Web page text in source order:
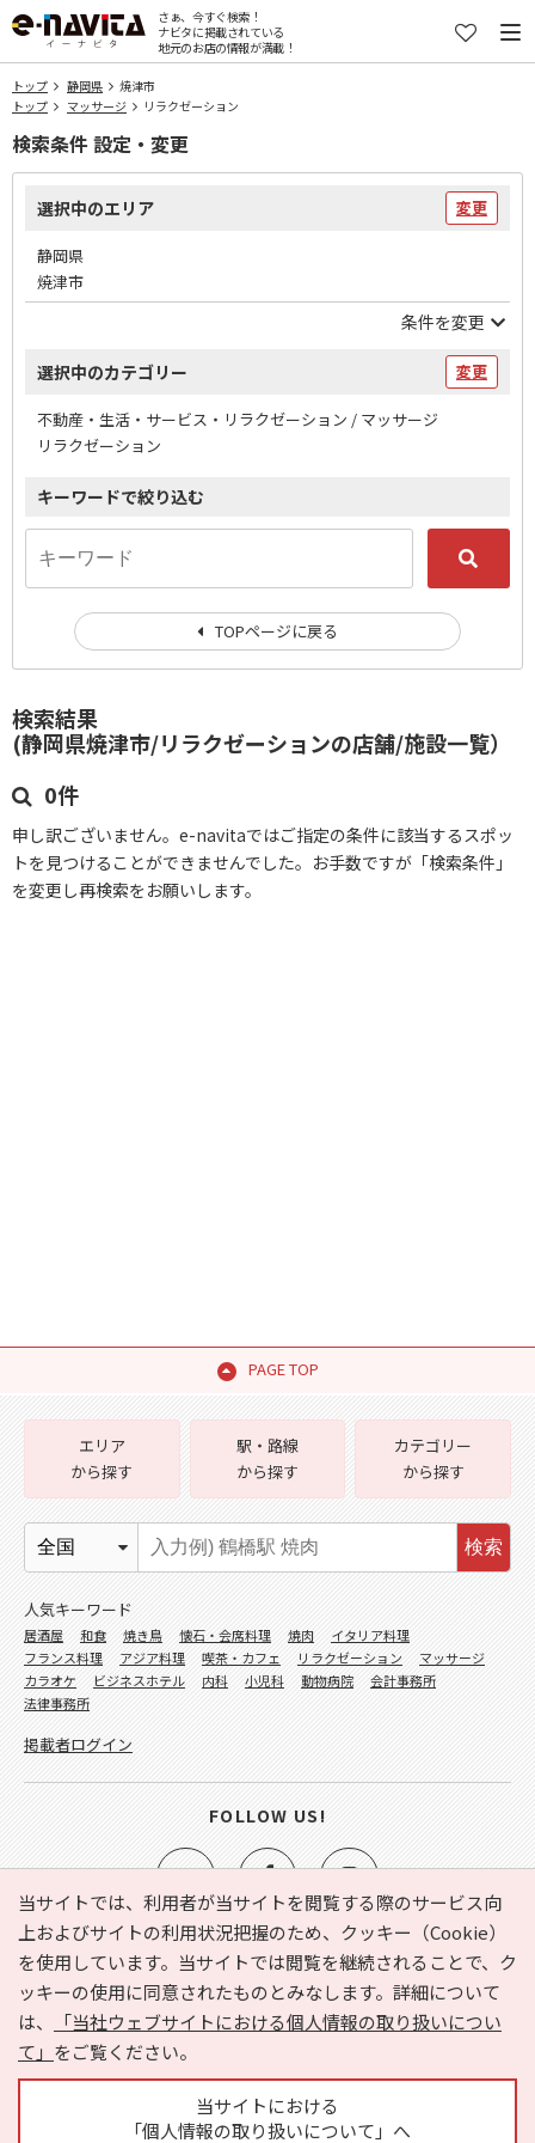
さぁ、今すぐ検索！
ナビタに掲載されている
地元のお店の情報が満載！
トップ 静岡県
焼津市
トップ
マッサージ リラクゼーション
検索結果
(静岡県焼津市/リラクゼーションの店舗/施設一覧）
0件
申し訳ございません。e-navitaではご指定の条件に該当するスポッ
トを見つけることができませんでした。お手数ですが「検索条件」
を変更し再検索をお願いします。
検索条件 設定・変更
選択中のエリア 変更
静岡県
焼津市
条件を変更
選択中のカテゴリー 変更
不動産・生活・サービス・リラクゼーション / マッサージ
リラクゼーション
キーワードで絞り込む
TOPページに戻る
PAGE TOP
当サイトでは、利用者が当サイトを閲覧する際のサービス向
上およびサイトの利用状況把握のため、クッキー（Cookie）
を使用しています。当サイトでは閲覧を継続されることで、ク
ッキーの使用に同意されたものとみなします。詳細について
は、
「当社ウェブサイトにおける個人情報の取り扱いについ
て」 をご覧ください。
当サイトにおける
「個人情報の取り扱いについて」へ
e-NAVITA（イーナビタ）とは？ お気に入り
ヘルプ
利用規約
個人情報の取り扱いについて
運営会社
サイトマップ
広告掲載に関するお問い合わせ
エリア
から探す
駅・路線
から探す
カテゴリー
から探す
検索
人気キーワード
居酒屋 和食 焼き鳥 懐石・会席料理 焼肉
イタリア料理
フランス料理
アジア料理 喫茶・カフェ リラクゼーション
マッサージ
カラオケ
ビジネスホテル 内科 小児科 動物病院
会計事務所
法律事務所
掲載者ログイン
FOLLOW US!